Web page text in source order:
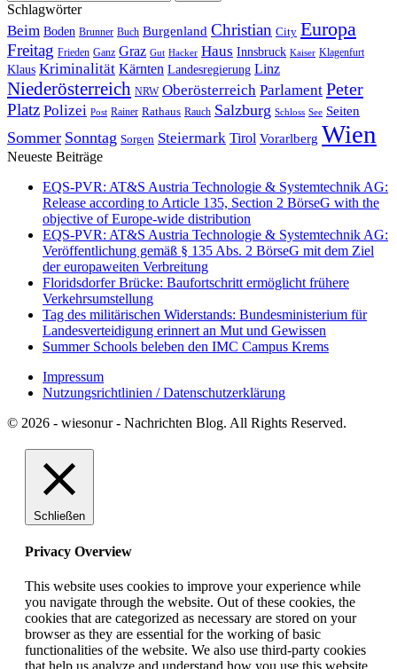
Schlagwörter
Beim Boden Brunner Buch Burgenland Christian City Europa
Freitag Frieden Ganz Graz Gut Hacker Haus Innsbruck Kaiser Klagenfurt
Klaus Kriminalität Kärnten Landesregierung Linz
Niederösterreich NRW Oberösterreich Parlament Peter
Platz Polizei Post Rainer Rathaus Rauch Salzburg Schloss See Seiten
Sommer Sonntag Sorgen Steiermark Tirol Vorarlberg Wien
Neueste Beiträge
EQS-PVR: AT&S Austria Technologie & Systemtechnik AG:
Release according to Article 135, Section 2 BörseG with the
objective of Europe-wide distribution
EQS-PVR: AT&S Austria Technologie & Systemtechnik AG:
Veröffentlichung gemäß § 135 Abs. 2 BörseG mit dem Ziel
der europaweiten Verbreitung
Floridsdorfer Brücke: Baufortschritt ermöglicht frühere
Verkehrsumstellung
Tag des militärischen Widerstands: Bundesministerium für
Landesverteidigung erinnert an Mut und Gewissen
Summer Schools beleben den IMC Campus Krems
Impressum
Nutzungsrichtlinien / Datenschutzerklärung
© 2026 - wiesonur - Nachrichten Blog. All Rights Reserved.
Schließen
Privacy Overview
This website uses cookies to improve your experience while
you navigate through the website. Out of these cookies, the
cookies that are categorized as necessary are stored on your
browser as they are essential for the working of basic
functionalities of the website. We also use third-party cookies